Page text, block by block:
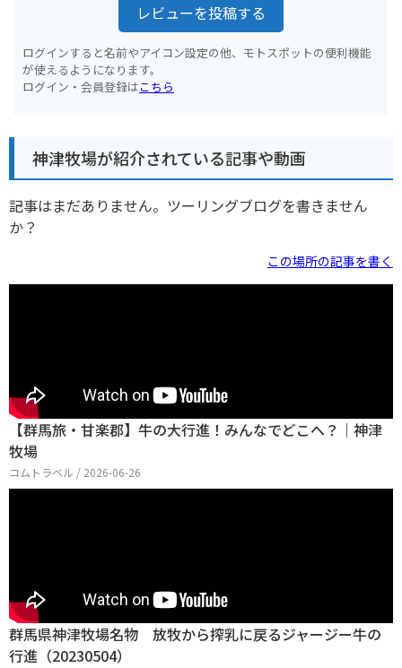
レビューを投稿する
ログインすると名前やアイコン設定の他、モトスポットの便利機能
が使えるようになります。
ログイン・会員登録はこちら
神津牧場が紹介されている記事や動画
記事はまだありません。ツーリングブログを書きません
か？
この場所の記事を書く
【群馬旅・甘楽郡】牛の大行進！みんなでどこへ？｜神津
牧場
コムトラベル / 2026-06-26
群馬県神津牧場名物 放牧から搾乳に戻るジャージー牛の
行進（20230504）